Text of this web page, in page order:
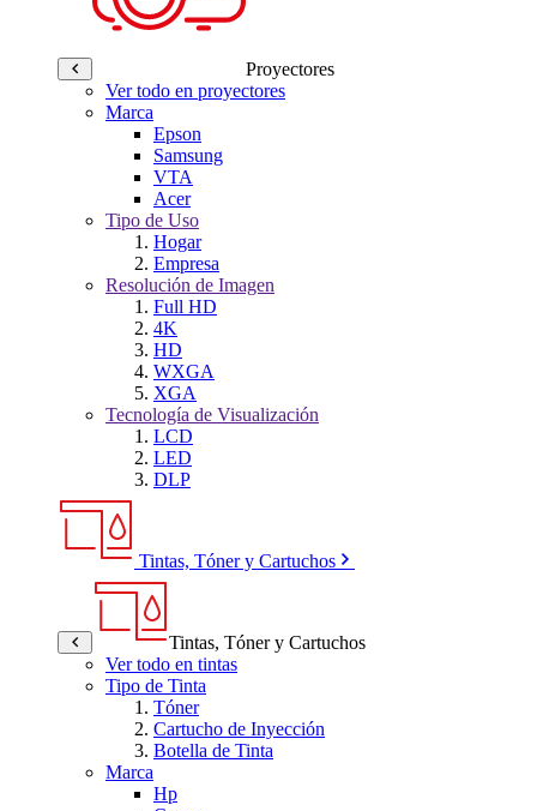
Proyectores
Ver todo en proyectores
Marca
Epson
Samsung
VTA
Acer
Tipo de Uso
Hogar
Empresa
Resolución de Imagen
Full HD
4K
HD
WXGA
XGA
Tecnología de Visualización
LCD
LED
DLP
Tintas, Tóner y Cartuchos
Tintas, Tóner y Cartuchos
Ver todo en tintas
Tipo de Tinta
Tóner
Cartucho de Inyección
Botella de Tinta
Marca
Hp